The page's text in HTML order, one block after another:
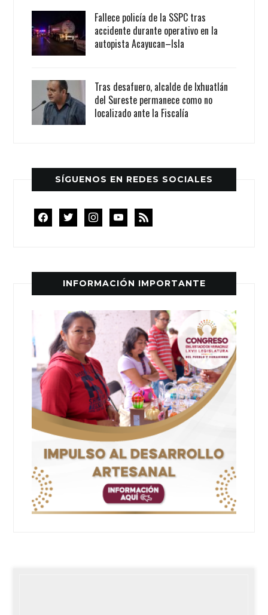
Fallece policía de la SSPC tras
accidente durante operativo en la
autopista Acayucan–Isla
Tras desafuero, alcalde de Ixhuatlán
del Sureste permanece como no
localizado ante la Fiscalía
SÍGUENOS EN REDES SOCIALES
facebooktwitterinstagramyoutube
rss
INFORMACIÓN IMPORTANTE